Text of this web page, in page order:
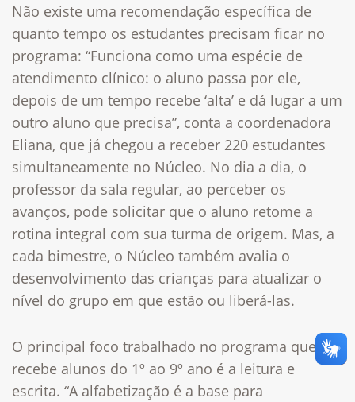
Não existe uma recomendação específica de
quanto tempo os estudantes precisam ficar no
programa: “Funciona como uma espécie de
atendimento clínico: o aluno passa por ele,
depois de um tempo recebe ‘alta’ e dá lugar a um
outro aluno que precisa”, conta a coordenadora
Eliana, que já chegou a receber 220 estudantes
simultaneamente no Núcleo. No dia a dia, o
professor da sala regular, ao perceber os
avanços, pode solicitar que o aluno retome a
rotina integral com sua turma de origem. Mas, a
cada bimestre, o Núcleo também avalia o
desenvolvimento das crianças para atualizar o
nível do grupo em que estão ou liberá-las.
O principal foco trabalhado no programa que
recebe alunos do 1º ao 9º ano é a leitura e
escrita. “A alfabetização é a base para